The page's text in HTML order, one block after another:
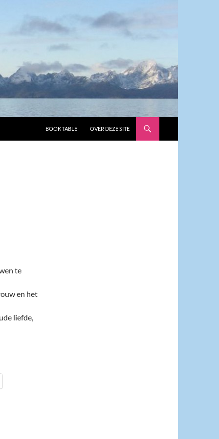
BOOK TABLE
OVER DEZE SITE
te
en het
liefde,